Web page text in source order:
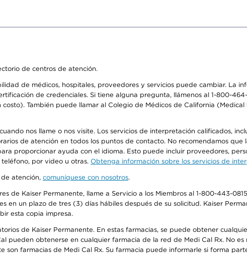
de centros de atención.
de médicos, hospitales, proveedores y servicios puede cambiar. La
de credenciales. Si tiene alguna pregunta, llámenos al 1-800-
costo). También puede llamar al Colegio de Médicos de California
nos llame o nos visite. Los servicios de interpretación calificados,
de atención en todos los puntos de contacto. No recomendamos que
proporcionar ayuda con el idioma. Esto puede incluir proveedores,
por video u otras. Obtenga información sobre los servicios de
atención, comuníquese con nosotros.
Kaiser Permanente, llame a Servicio a los Miembros al 1-800-443-
en un plazo de tres (3) días hábiles después de su solicitud. Kaiser
esta copia impresa.
de Kaiser Permanente. En estas farmacias, se puede obtener
pueden obtenerse en cualquier farmacia de la red de Medi Cal Rx. No
farmacias de Medi Cal Rx. Su farmacia puede informarle si forma